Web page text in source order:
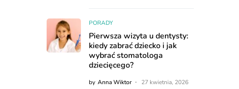
PORADY
Pierwsza wizyta u dentysty:
kiedy zabrać dziecko i jak
wybrać stomatologa
dziecięcego?
by Anna Wiktor 27 kwietnia, 2026